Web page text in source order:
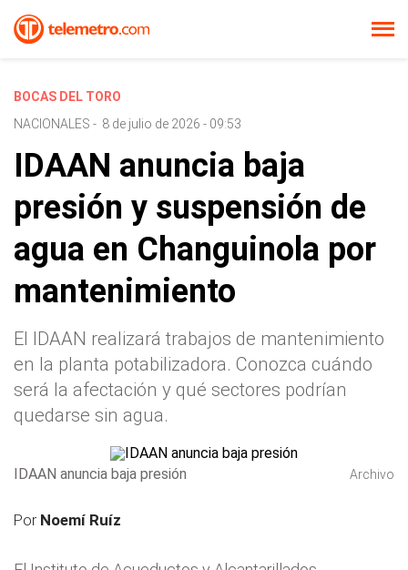
BOCAS DEL TORO
NACIONALES - 8 de julio de 2026 - 09:53
IDAAN anuncia baja
presión y suspensión de
agua en Changuinola por
mantenimiento
El IDAAN realizará trabajos de mantenimiento
en la planta potabilizadora. Conozca cuándo
será la afectación y qué sectores podrían
quedarse sin agua.
IDAAN anuncia baja presión Archivo
Por Noemí Ruíz